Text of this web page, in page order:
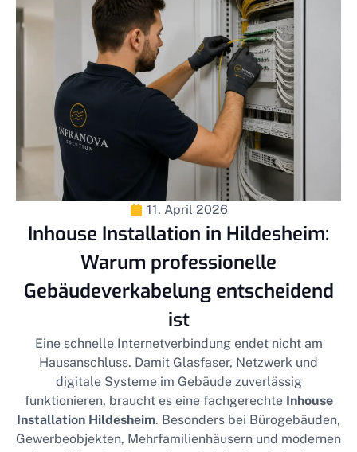
11. April 2026
Inhouse Installation in Hildesheim:
Warum professionelle
Gebäudeverkabelung entscheidend
ist
Eine schnelle Internetverbindung endet nicht am
Hausanschluss. Damit Glasfaser, Netzwerk und
digitale Systeme im Gebäude zuverlässig
funktionieren, braucht es eine fachgerechte Inhouse
Installation Hildesheim. Besonders bei Bürogebäuden,
Gewerbeobjekten, Mehrfamilienhäusern und modernen